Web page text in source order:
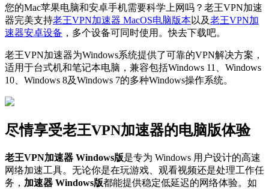
您的Mac苹果电脑和安卓手机需要科学上网吗？老王VPN加速
器完美支持老王VPN加速器 MacOS电脑版本以及老王VPN加
速器安卓设备 ，多个设备可同时使用。快去下载吧。
老王VPN加速器为Windows系统提供了可靠的VPN解决方案，
适用于台式机和笔记本电脑，兼容包括Windows 11、Windows
10、Windows 8及Windows 7的多种Windows操作系统。
尽情享受老王VPN加速器的电脑版体验
老王VPN加速器 Windows版是专为 Windows 用户设计的高速
网络加速工具。无论你是在玩游戏、观看视频还是处理工作任
务， 加速器 Windows版都能提供稳定低延迟的网络体验。如